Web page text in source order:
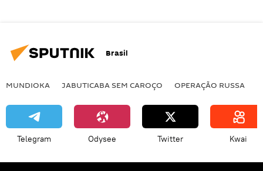
Brasil
MUNDIOKA JABUTICABA SEM CAROÇO OPERAÇÃO RUSSA
Telegram Odysee Twitter Kwai